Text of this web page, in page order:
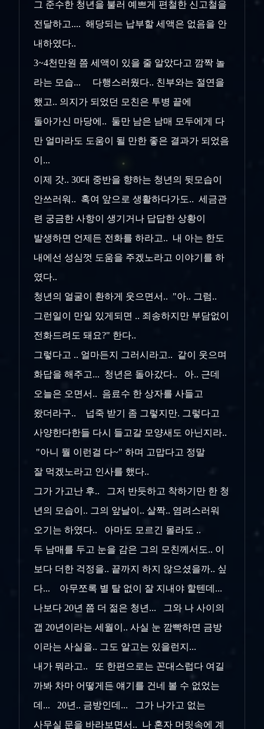
그 준수한 청년을 불러 예쁘게 편철한 신고철을
전달하고.... 해당되는 납부할 세액은 없음을 안
내하였다..
3~4천만원 쯤 세액이 있을 줄 알았다고 깜짝 놀
라는 모습... 다행스러웠다.. 친부와는 절연을
했고.. 의지가 되었던 모친은 투병 끝에
돌아가신 마당에.. 둘만 남은 남매 모두에게 다
만 얼마라도 도움이 될 만한 좋은 결과가 되었음
이...
이제 갓.. 30대 중반을 향하는 청년의 뒷모습이
안쓰러워.. 혹여 앞으로 생활하다가도.. 세금관
련 궁금한 사항이 생기거나 답답한 상황이
발생하면 언제든 전화를 하라고.. 내 아는 한도
내에선 성심껏 도움을 주겠노라고 이야기를 하
였다..
청년의 얼굴이 환하게 웃으면서.. "아.. 그럼..
그런일이 만일 있게되면 .. 죄송하지만 부담없이
전화드려도 돼요?" 한다..
그렇다고 .. 얼마든지 그러시라고.. 같이 웃으며
화답을 해주고... 청년은 돌아갔다.. 아.. 근데
오늘은 오면서.. 음료수 한 상자를 사들고
왔더라구.. 넙죽 받기 좀 그렇지만. 그렇다고
사양한다한들 다시 들고갈 모양새도 아닌지라..
"아니 뭘 이런걸 다~" 하며 고맙다고 정말
잘 먹겠노라고 인사를 했다..
그가 가고난 후.. 그저 반듯하고 착하기만 한 청
년의 모습이.. 그의 앞날이.. 살짝.. 염려스러워
오기는 하였다.. 아마도 모르긴 몰라도 ..
두 남매를 두고 눈을 감은 그의 모친께서도.. 이
보다 더한 걱정을.. 끝까지 하지 않으셨을까.. 싶
다... 아무쪼록 별 탈 없이 잘 지내야 할텐데...
나보다 20년 쯤 더 젊은 청년... 그와 나 사이의
갭 20년이라는 세월이.. 사실 눈 깜빡하면 금방
이라는 사실을.. 그도 알고는 있을런지...
내가 뭐라고.. 또 한편으로는 꼰대스럽다 여길
까봐 차마 어떻게든 얘기를 건네 볼 수 없었는
데... 20년.. 금방인데... 그가 나가고 없는
사무실 문을 바라보면서.. 나 혼자 머릿속에 계